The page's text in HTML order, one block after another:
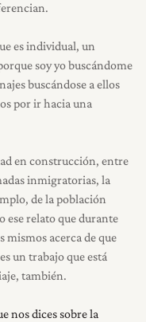
es individual, un
soy yo buscándome
buscándose a ellos
por ir hacia una
en construcción, entre
inmigratorias, la
de la población
ese relato que durante
acerca de que
un trabajo que está
también.
nos dices sobre la